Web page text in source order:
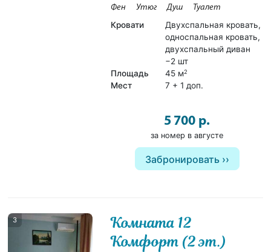
Фен
Утюг Душ Туалет
Кровати
Двухспальная кровать,
односпальная кровать,
двухспальный диван
−2 шт
Площадь
45 м2
Мест 7 + 1 доп.
5 700 р.
за номер в августе
Забронировать
3
Комната 12
Комфорт (2 эт.)